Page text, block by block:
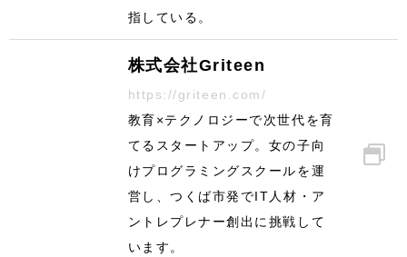
指している。
株式会社Griteen
https://griteen.com/
教育×テクノロジーで次世代を育
てるスタートアップ。女の子向
けプログラミングスクールを運
営し、つくば市発でIT人材・ア
ントレプレナー創出に挑戦して
います。